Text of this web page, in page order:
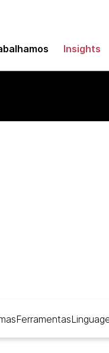
Insights
Ferramentas